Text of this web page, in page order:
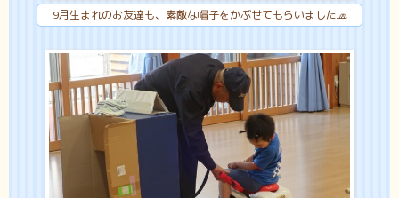
9月生まれのお友達も、素敵な帽子をかぶせてもらいました🧢